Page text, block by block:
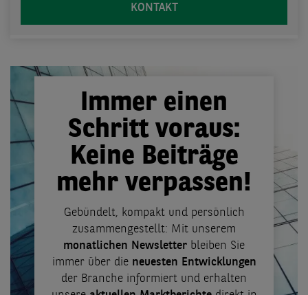
KONTAKT
Immer einen
Schritt voraus:
Keine Beiträge
mehr verpassen!
Gebündelt, kompakt und persönlich
zusammengestellt: Mit unserem
monatlichen Newsletter bleiben Sie
immer über die neuesten Entwicklungen
der Branche informiert und erhalten